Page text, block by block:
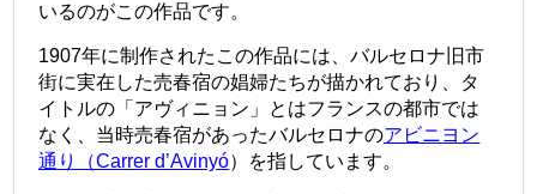
いるのがこの作品です。
1907年に制作されたこの作品には、バルセロナ旧市
街に実在した売春宿の娼婦たちが描かれており、タ
イトルの「アヴィニョン」とはフランスの都市では
なく、当時売春宿があったバルセロナのアビニヨン
通り（Carrer d’Avinyó）を指しています。